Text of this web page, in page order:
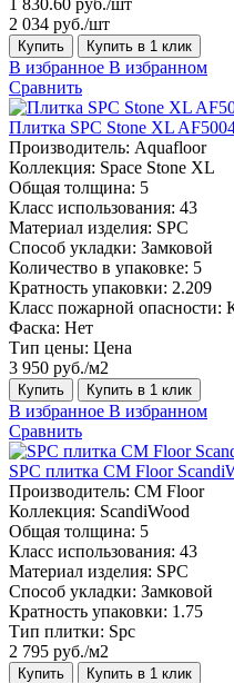
2 034 руб./шт
Купить Купить в 1 клик
В избранное В избранном
Сравнить
Плитка SPC Stone XL
Производитель: Aquafloor
Коллекция: Space Stone XL
Общая толщина: 5
Класс использования: 43
Материал изделия: SPC
Способ укладки: Замковой
Количество в упаковке: 5
Кратность упаковки: 2.209
Класс пожарной опасности:
Фаска: Нет
Тип цены: Цена
3 950 руб./м2
Купить Купить в 1 клик
В избранное В избранном
Сравнить
SPC плитка CM Floor
Производитель: CM Floor
Коллекция: ScandiWood
Общая толщина: 5
Класс использования: 43
Материал изделия: SPC
Способ укладки: Замковой
Кратность упаковки: 1.75
Тип плитки: Spc
2 795 руб./м2
Купить Купить в 1 клик